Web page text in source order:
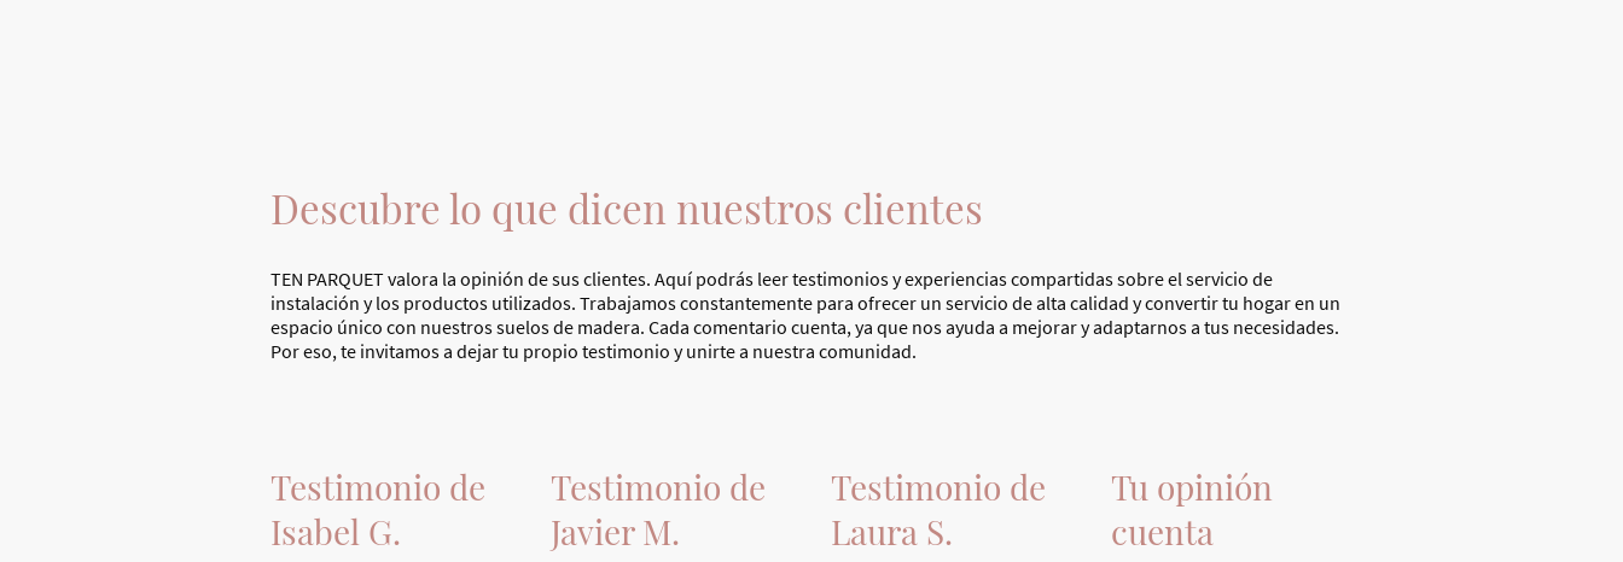
Descubre lo que dicen nuestros clientes
TEN PARQUET valora la opinión de sus clientes. Aquí podrás leer testimonios y experiencias compartidas sobre el servicio de
instalación y los productos utilizados. Trabajamos constantemente para ofrecer un servicio de alta calidad y convertir tu hogar en un
espacio único con nuestros suelos de madera. Cada comentario cuenta, ya que nos ayuda a mejorar y adaptarnos a tus necesidades.
Por eso, te invitamos a dejar tu propio testimonio y unirte a nuestra comunidad.
Testimonio de
Isabel G.
Testimonio de
Javier M.
Testimonio de
Laura S.
Tu opinión
cuenta